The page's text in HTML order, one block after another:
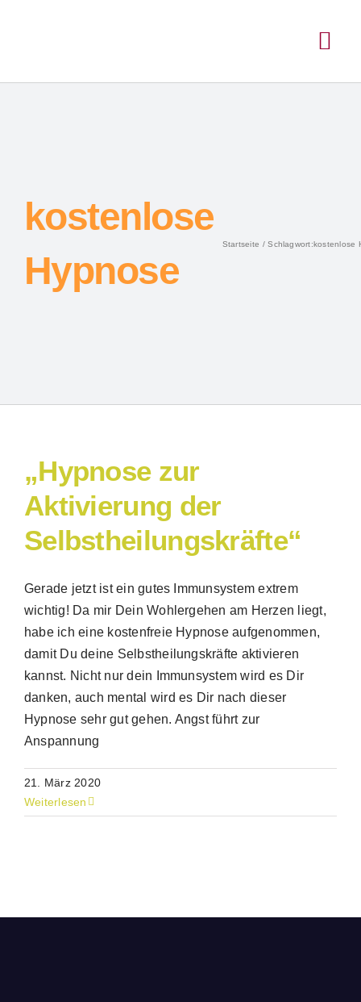
kostenlose
Hypnose
Startseite Schlagwort:kostenlose
„Hypnose zur
Aktivierung der
Selbstheilungskräfte“
Gerade jetzt ist ein gutes Immunsystem extrem
wichtig! Da mir Dein Wohlergehen am Herzen liegt,
habe ich eine kostenfreie Hypnose aufgenommen,
damit Du deine Selbstheilungskräfte aktivieren
kannst. Nicht nur dein Immunsystem wird es Dir
danken, auch mental wird es Dir nach dieser
Hypnose sehr gut gehen. Angst führt zur
Anspannung
21. März 2020
Weiterlesen